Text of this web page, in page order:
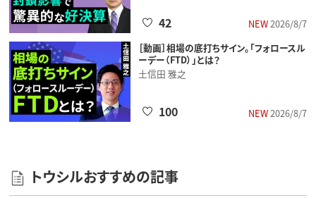
NEW2026/8/7
42
［動画］相場の底打ちサイン。「フォロースル
ーデー（FTD）」とは？
土信田 雅之
NEW2026/8/7
100
トウシルおすすめの記事